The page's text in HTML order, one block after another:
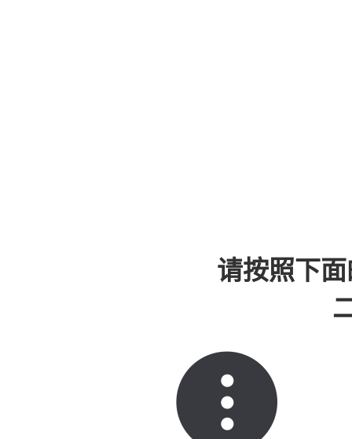
请按照下